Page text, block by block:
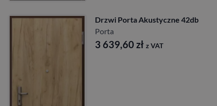
Drzwi Porta Akustyczne 42db
Porta
3 639,60 zł z VAT